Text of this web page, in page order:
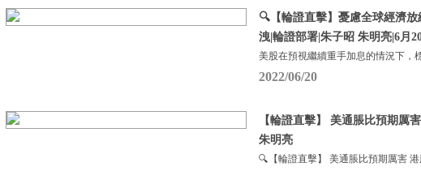
🔍【輪證直擊】憂慮全球經濟
洩|輪證部署|朱子昭 朱明亮|6月
美股在預視繼續重手加息的情況下，
2022/06/20
【輪證直擊】 美通脹比預期厲
朱明亮
🔍【輪證直擊】 美通脹比預期厲害